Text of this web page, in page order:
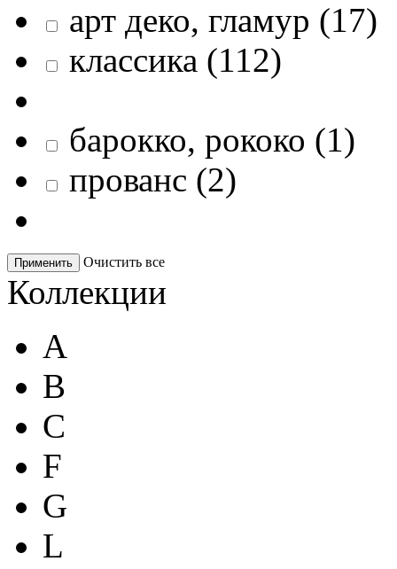
арт деко, гламур (17)
классика (112)
барокко, рококо (1)
прованс (2)
Применить Очистить все
Коллекции
A
B
C
F
G
L